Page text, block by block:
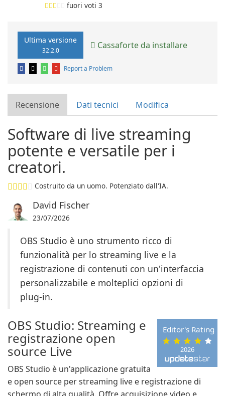
fuori voti 3
Ultima versione
32.2.0 Cassaforte da installare
Report a Problem
Recensione Dati tecnici Modifica
Software di live streaming
potente e versatile per i
creatori.
Costruito da un uomo. Potenziato dall'IA.
David Fischer
23/07/2026
OBS Studio è uno strumento ricco di
funzionalità per lo streaming live e la
registrazione di contenuti con un'interfaccia
personalizzabile e molteplici opzioni di
plug-in.
2026
Editor's Rating
OBS Studio: Streaming e
registrazione open
source Live
OBS Studio è un'applicazione gratuita
e open source per streaming live e registrazione di